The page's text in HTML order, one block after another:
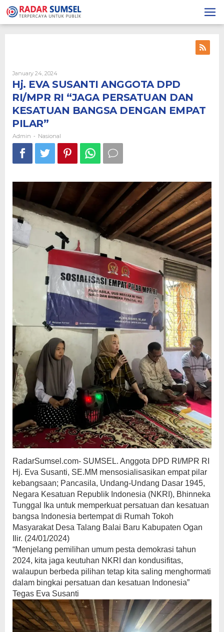
Skip
to
content
January 24, 2024
Admin
Hj. EVA SUSANTI ANGGOTA DPD
RI/MPR RI “JAGA PERSATUAN DAN
KESATUAN BANGSA DENGAN EMPAT
PILAR”
Admin - Nasional
RadarSumsel.com- SUMSEL. Anggota DPD RI/MPR RI
Hj. Eva Susanti, SE.MM mensosialisasikan empat pilar
kebangsaan; Pancasila, Undang-Undang Dasar 1945,
Negara Kesatuan Republik Indonesia (NKRI), Bhinneka
Tunggal Ika untuk memperkuat persatuan dan kesatuan
bangsa Indonesia bertempat di Rumah Tokoh
Masyarakat Desa Talang Balai Baru Kabupaten Ogan
Ilir. (24/01/2024)
“Menjelang pemilihan umum pesta demokrasi tahun
2024, kita jaga keutuhan NKRI dan kondusifitas,
walaupun berbeda pilihan tetap kita saling menghormati
dalam bingkai persatuan dan kesatuan Indonesia”
Tegas Eva Susanti